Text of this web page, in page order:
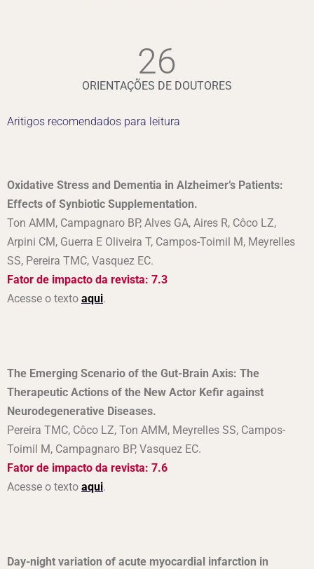
ORIENTAÇÕES DE DOUTORES
26
Aritigos recomendados para leitura
Oxidative Stress and Dementia in Alzheimer’s Patients:
Effects of Synbiotic Supplementation.
Ton AMM, Campagnaro BP, Alves GA, Aires R, Côco LZ,
Arpini CM, Guerra E Oliveira T, Campos-Toimil M, Meyrelles
SS, Pereira TMC, Vasquez EC.
Fator de impacto da revista: 7.3
Acesse o texto aqui.
The Emerging Scenario of the Gut-Brain Axis: The
Therapeutic Actions of the New Actor Kefir against
Neurodegenerative Diseases.
Pereira TMC, Côco LZ, Ton AMM, Meyrelles SS, Campos-
Toimil M, Campagnaro BP, Vasquez EC.
Fator de impacto da revista: 7.6
Acesse o texto aqui.
Day-night variation of acute myocardial infarction in